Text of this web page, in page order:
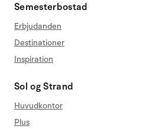
Semesterbostad
Erbjudanden
Destinationer
Inspiration
Sol og Strand
Huvudkontor
Plus